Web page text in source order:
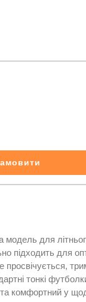
для
підходить для
просвічується,
тонкі
комфортний у